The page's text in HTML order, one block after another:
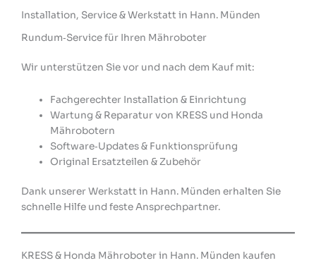
Installation, Service & Werkstatt in Hann. Münden
Rundum‑Service für Ihren Mähroboter
Wir unterstützen Sie vor und nach dem Kauf mit:
Fachgerechter Installation & Einrichtung
Wartung & Reparatur von KRESS und Honda
Mährobotern
Software‑Updates & Funktionsprüfung
Original Ersatzteilen & Zubehör
Dank unserer Werkstatt in Hann. Münden erhalten Sie
schnelle Hilfe und feste Ansprechpartner.
KRESS & Honda Mähroboter in Hann. Münden kaufen